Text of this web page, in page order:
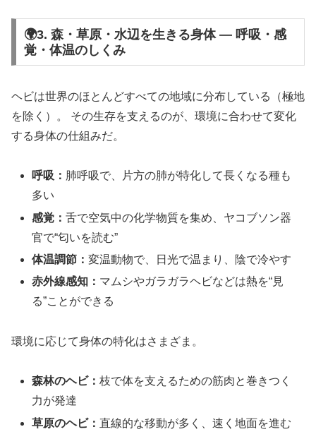
🌍3. 森・草原・水辺を生きる身体 ― 呼吸・感
覚・体温のしくみ
ヘビは世界のほとんどすべての地域に分布している（極地
を除く）。 その生存を支えるのが、環境に合わせて変化
する身体の仕組みだ。
呼吸： 肺呼吸で、片方の肺が特化して長くなる種も
多い
感覚：舌で空気中の化学物質を集め、ヤコブソン器
官で“匂いを読む”
体温調節：変温動物で、日光で温まり、陰で冷やす
赤外線感知： マムシやガラガラヘビなどは熱を“見
る”ことができる
環境に応じて身体の特化はさまざま。
森林のヘビ：枝で体を支えるための筋肉と巻きつく
力が発達
草原のヘビ：直線的な移動が多く、速く地面を進む